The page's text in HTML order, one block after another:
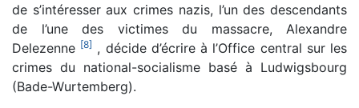
de s’intéresser aux crimes nazis, l’un des descendants
de l’une des victimes du massacre, Alexandre
Delezenne [8] , décide d’écrire à l’Office central sur les
crimes du national-socialisme basé à Ludwigsbourg
(Bade-Wurtemberg).